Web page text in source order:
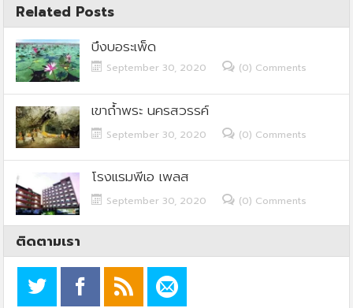
Related Posts
บึงบอระเพ็ด
September 30, 2020 (0) Comments
เขาถ้ำพระ นครสวรรค์
September 30, 2020 (0) Comments
โรงแรมพีเอ เพลส
September 30, 2020 (0) Comments
ติดตามเรา